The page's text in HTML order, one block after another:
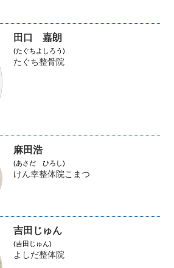
田口 嘉朗
(たぐちよしろう)
たぐち整骨院
麻田浩
(あさだ ひろし)
けん幸整体院こまつ
吉田じゅん
(吉田じゅん)
よしだ整体院